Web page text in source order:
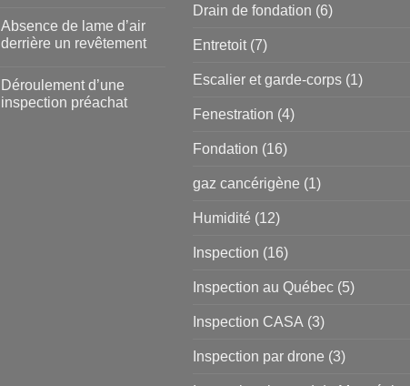
Absence de lame d’air
derrière un revêtement
Déroulement d’une
inspection préachat
Drain de fondation (6)
Entretoit (7)
Escalier et garde-corps (1)
Fenestration (4)
Fondation (16)
gaz cancérigène (1)
Humidité (12)
Inspection (16)
Inspection au Québec (5)
Inspection CASA (3)
Inspection par drone (3)